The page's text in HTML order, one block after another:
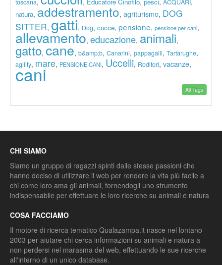
toscana ACQUARI
natura, addestramento, agriturismo, DOG
SITTER, gatti, Dog, cucce, pensione, pensione per cani,
allevamento, educazione, animali,
gatto, cane, b&amp;b, Canarini, pappagalli, Tartarughe,
agility, mare, PENSIONE CANI, Uccelli, Roditori, vacanze,
cani
All Tags
CHI SIAMO
Siamo un gruppo di ragazzi spinti dalle stesse passioni che
hanno deciso di utilizzare il web per rendere la vita più facile a
chi come loro ama gli animali, fornendogli uno strumento
indispensabile per effettuare le loro ricerche su animali e natura
COSA FACCIAMO
Il motore di ricerca tematico Qualazampa.it nasce nel lontano
2003 per aiutare chi cerca informazioni su animali e natura a
non perdersi nel marasma del web, effettuando le sue ricerche
all'interno di un unico database.